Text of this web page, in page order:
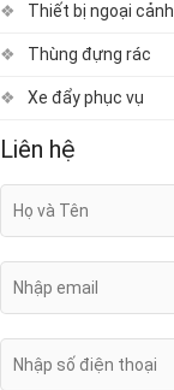
Thiết bị ngoại cảnh
Thùng đựng rác
Xe đẩy phục vụ
Liên hệ